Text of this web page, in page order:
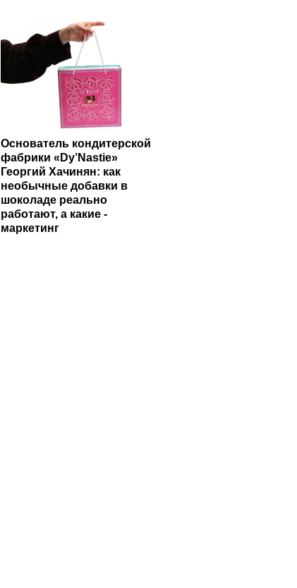
Основатель кондитерской
фабрики «Dy’Nastie»
Георгий Хачинян: как
необычные добавки в
шоколаде реально
работают, а какие -
маркетинг